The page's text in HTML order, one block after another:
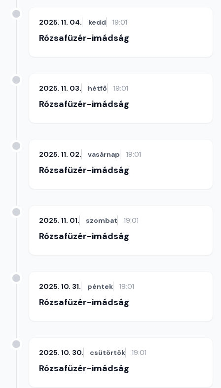
2025. 11. 04. kedd 19:01
Rózsafüzér-imádság
2025. 11. 03. hétfő 19:01
Rózsafüzér-imádság
2025. 11. 02. vasárnap 19:01
Rózsafüzér-imádság
2025. 11. 01. szombat 19:01
Rózsafüzér-imádság
2025. 10. 31. péntek 19:01
Rózsafüzér-imádság
2025. 10. 30. csütörtök 19:01
Rózsafüzér-imádság